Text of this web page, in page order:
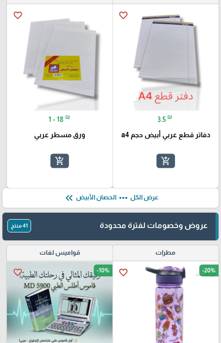
favorite_border
3.5 ₪
دفاتر قطع عربي أبيض حجم a4
add_shopping_cart
favorite_border
1 - 18 ₪
ورق مسطر عربي
add_shopping_cart
عرض الكل more_horiz الحصان الأبيض keyboard_double_arrow_left
عروض وخصومات لفترة محدودة 41 منتج
مطرات
favorite_border -20%
قواميس لغات
favorite_border -10%